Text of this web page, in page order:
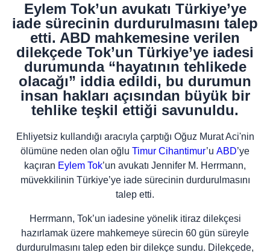
Eylem Tok’un avukatı Türkiye’ye
iade sürecinin durdurulmasını talep
etti. ABD mahkemesine verilen
dilekçede Tok’un Türkiye’ye iadesi
durumunda “hayatının tehlikede
olacağı” iddia edildi, bu durumun
insan hakları açısından büyük bir
tehlike teşkil ettiği savunuldu.
Ehliyetsiz kullandığı aracıyla çarptığı Oğuz Murat Aci'nin
ölümüne neden olan oğlu Timur Cihantimur’u ABD’ye
kaçıran Eylem Tok’un avukatı Jennifer M. Herrmann,
müvekkilinin Türkiye’ye iade sürecinin durdurulmasını
talep etti.
Herrmann, Tok’un iadesine yönelik itiraz dilekçesi
hazırlamak üzere mahkemeye sürecin 60 gün süreyle
durdurulmasını talep eden bir dilekçe sundu. Dilekçede,